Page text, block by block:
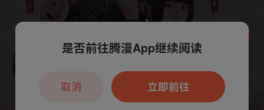
本章节仅支持App阅读，可打开App新用
户7天免费看
是否前往腾漫App继续阅读
立即前往
取消